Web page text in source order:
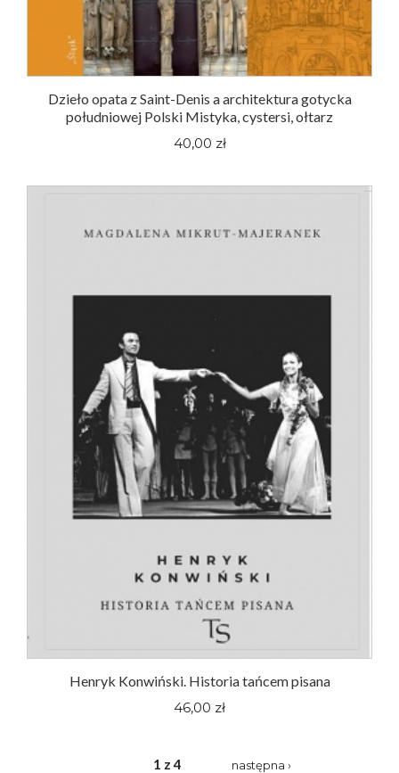
Dzieło opata z Saint-Denis a architektura gotycka
południowej Polski Mistyka, cystersi, ołtarz
40,00 zł
Henryk Konwiński. Historia tańcem pisana
46,00 zł
1 z 4 następna ›